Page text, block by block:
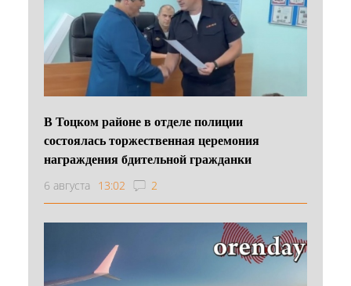
В Тоцком районе в отделе полиции
состоялась торжественная церемония
награждения бдительной гражданки
6 августа 13:02 2